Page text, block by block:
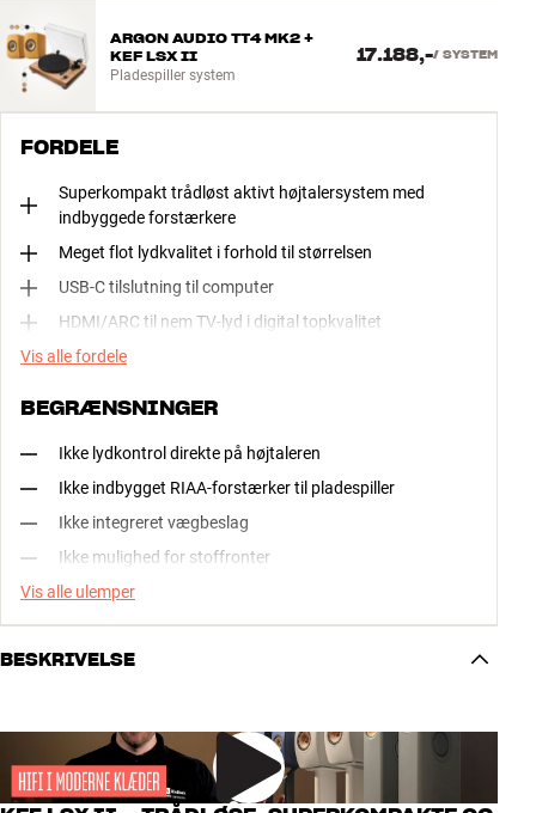
ARGON AUDIO TT4 MK2 +
KEF LSX II
Pladespiller system
17.188,-/ SYSTEM
FORDELE
Superkompakt trådløst aktivt højtalersystem med
indbyggede forstærkere
Meget flot lydkvalitet i forhold til størrelsen
USB-C tilslutning til computer
HDMI/ARC til nem TV-lyd i digital topkvalitet
Vis alle fordele
BEGRÆNSNINGER
Ikke lydkontrol direkte på højtaleren
Ikke indbygget RIAA-forstærker til pladespiller
Ikke integreret vægbeslag
Ikke mulighed for stoffronter
Vis alle ulemper
BESKRIVELSE